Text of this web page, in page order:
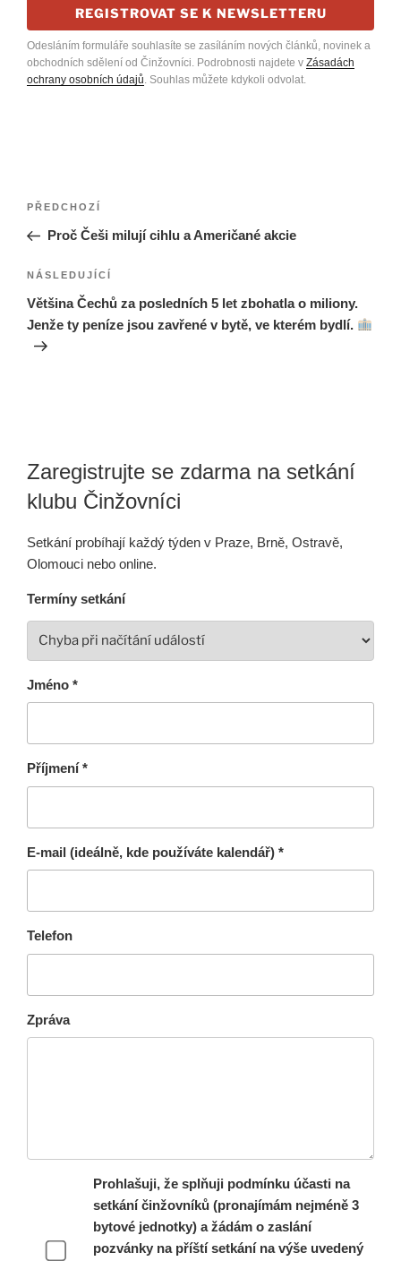
REGISTROVAT SE K NEWSLETTERU
Odesláním formuláře souhlasíte se zasíláním nových článků, novinek a
obchodních sdělení od Činžovníci. Podrobnosti najdete v Zásadách
ochrany osobních údajů. Souhlas můžete kdykoli odvolat.
Navigace
příspěvek
Předchozí
příspěvek
PŘEDCHOZÍ
Proč Češi milují cihlu a Američané akcie
Následující
příspěvek
NÁSLEDUJÍCÍ
Většina Čechů za posledních 5 let zbohatla o miliony.
Jenže ty peníze jsou zavřené v bytě, ve kterém bydlí.
Zaregistrujte se zdarma na setkání
klubu Činžovníci
Setkání probíhají každý týden v Praze, Brně, Ostravě,
Olomouci nebo online.
Termíny setkání
Jméno *
Příjmení *
E-mail (ideálně, kde používáte kalendář) *
Telefon
Zpráva
Prohlašuji, že splňuji podmínku účasti na
setkání činžovníků (pronajímám nejméně 3
bytové jednotky) a žádám o zaslání
pozvánky na příští setkání na výše uvedený